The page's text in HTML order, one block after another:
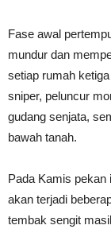
Fase awal
mundur dan
setiap rumah
sniper, peluncur
gudang senjata,
bawah tanah.
Pada Kamis pekan
akan terjadi
tembak sengit